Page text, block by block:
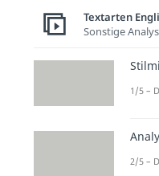
Textarten
Sonstige
1/5 –
2/5 –